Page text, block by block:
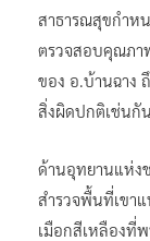
สาธารณสุขกำห
ตรวจสอบคุณภา
ของ อ.บ้านฉาง
สิ่งผิดปกติเช่นกัน
ด้านอุทยานแห่ง
สำรวจพื้นที่เขา
เมือกสีเหลืองที่